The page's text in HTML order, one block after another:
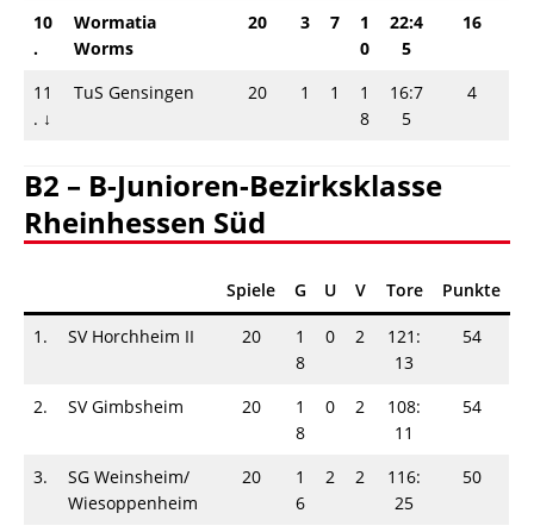
10
.
Wormatia
Worms
20 3 7
1
0
22:4
5
16
11
. ↓
TuS Gensingen 20 1 1
1
8
16:7
5
4
B2 – B-Junioren-Bezirksklasse
Rheinhessen Süd
Spiele G U V Tore Punkte
1. SV Horchheim II 20
1
8
0 2
121:
13
54
2. SV Gimbsheim 20
1
8
0 2
108:
11
54
3.
SG Weinsheim/
Wiesoppenheim
20
1
6
2 2
116:
25
50